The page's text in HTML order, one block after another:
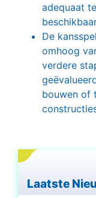
adequaat
De
omhoog
verdere
bouwen of
Laatste